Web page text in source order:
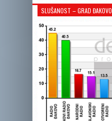
SLUŠANOST – GRAD ĐAKOVO